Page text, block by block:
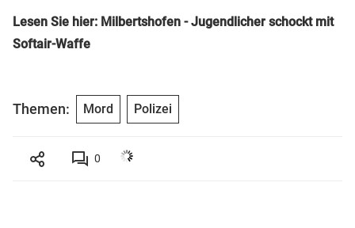
Lesen Sie hier: Milbertshofen - Jugendlicher schockt mit
Softair-Waffe
Themen: Mord Polizei
0